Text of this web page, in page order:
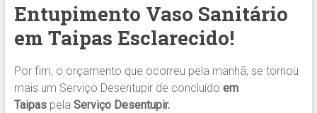
Entupimento Vaso Sanitário
em Taipas Esclarecido!
Por fim, o orçamento que ocorreu pela manhã, se tornou
mais um Serviço Desentupir de concluído em
Taipaspela Serviço Desentupir.